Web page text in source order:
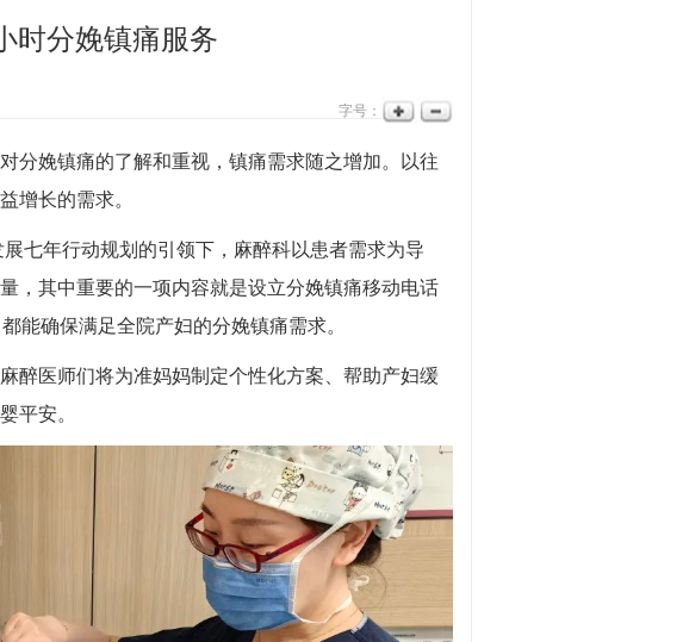
时分娩镇痛服务
字号：
分娩镇痛的了解和重视，镇痛需求随之增加。以往
增长的需求。
七年行动规划的引领下，麻醉科以患者需求为导
，其中重要的一项内容就是设立分娩镇痛移动电话
能确保满足全院产妇的分娩镇痛需求。
醉医师们将为准妈妈制定个性化方案、帮助产妇缓
平安。